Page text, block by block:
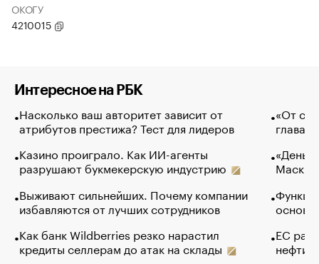
ОКОГУ
4210015
Интересное на РБК
Насколько ваш авторитет зависит от
атрибутов престижа? Тест для лидеров
Казино проиграло. Как ИИ-агенты
разрушают букмекерскую индустрию
Выживают сильнейших. Почему компании
избавляются от лучших сотрудников
Как банк Wildberries резко нарастил
кредиты селлерам до атак на склады
«От
глава
Маск в
основ
ЕС
нефти